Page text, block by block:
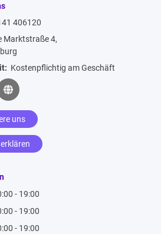
406120
Marktstraße 4,
Kostenpflichtig am Geschäft
uns
- 19:00
- 19:00
- 19:00